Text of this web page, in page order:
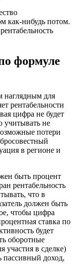
как-нибудь потом.
формуле
для
рентабельности
цифра не будет
учитывать не
потери
в регионе и
быть процент
рентабельность
что в
должен быть
чтобы цифра
ставка по
будет
оборотные
участия в сделке)
пассивный доход,